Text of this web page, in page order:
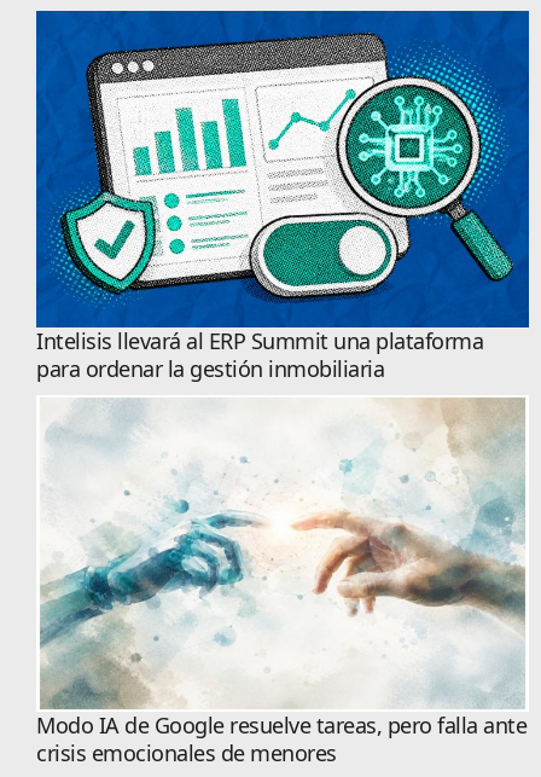
Intelisis llevará al ERP Summit una plataforma
para ordenar la gestión inmobiliaria
Modo IA de Google resuelve tareas, pero falla ante
crisis emocionales de menores